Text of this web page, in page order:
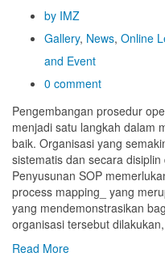
by IMZ
Gallery, News, Online
and Event
0 comment
Pengembangan prosedur
menjadi satu langkah dalam
baik. Organisasi yang
sistematis dan secara
Penyusunan SOP
process mapping_ yang
yang mendemonstrasikan
organisasi tersebut dilakukan,
Read More